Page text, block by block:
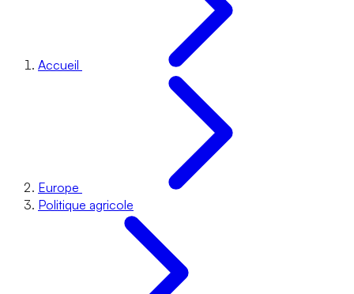
Accueil
Europe
Politique agricole